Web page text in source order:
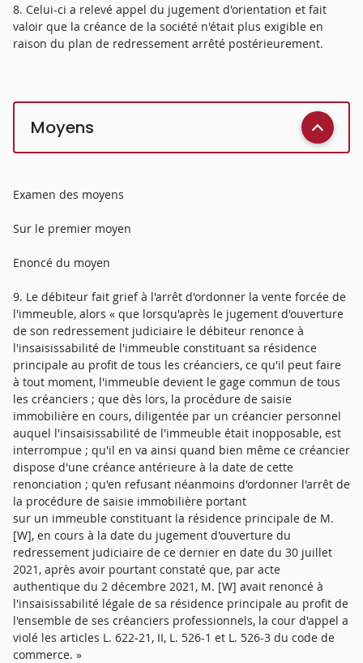
8. Celui-ci a relevé appel du jugement d'orientation et fait
valoir que la créance de la société n'était plus exigible en
raison du plan de redressement arrêté postérieurement.
Moyens
Examen des moyens
Sur le premier moyen
Enoncé du moyen
9. Le débiteur fait grief à l'arrêt d'ordonner la vente forcée de
l'immeuble, alors « que lorsqu'après le jugement d'ouverture
de son redressement judiciaire le débiteur renonce à
l'insaisissabilité de l'immeuble constituant sa résidence
principale au profit de tous les créanciers, ce qu'il peut faire
à tout moment, l'immeuble devient le gage commun de tous
les créanciers ; que dès lors, la procédure de saisie
immobilière en cours, diligentée par un créancier personnel
auquel l'insaisissabilité de l'immeuble était inopposable, est
interrompue ; qu'il en va ainsi quand bien même ce créancier
dispose d'une créance antérieure à la date de cette
renonciation ; qu'en refusant néanmoins d'ordonner l'arrêt de
la procédure de saisie immobilière portant
sur un immeuble constituant la résidence principale de M.
[W], en cours à la date du jugement d'ouverture du
redressement judiciaire de ce dernier en date du 30 juillet
2021, après avoir pourtant constaté que, par acte
authentique du 2 décembre 2021, M. [W] avait renoncé à
l'insaisissabilité légale de sa résidence principale au profit de
l'ensemble de ses créanciers professionnels, la cour d'appel a
violé les articles L. 622-21, II, L. 526-1 et L. 526-3 du code de
commerce. »